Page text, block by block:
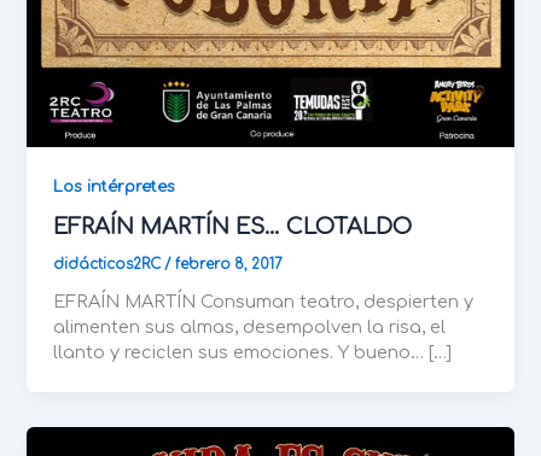
Los intérpretes
EFRAÍN MARTÍN ES… CLOTALDO
didácticos2RC/febrero 8, 2017
EFRAÍN MARTÍN Consuman teatro, despierten y
alimenten sus almas, desempolven la risa, el
llanto y reciclen sus emociones. Y bueno… […]